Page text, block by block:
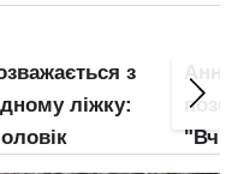
з
ліжку: